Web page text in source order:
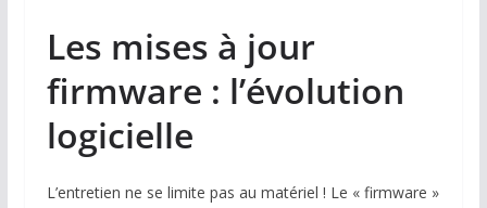
Les mises à jour
firmware : l’évolution
logicielle
L’entretien ne se limite pas au matériel ! Le « firmware »